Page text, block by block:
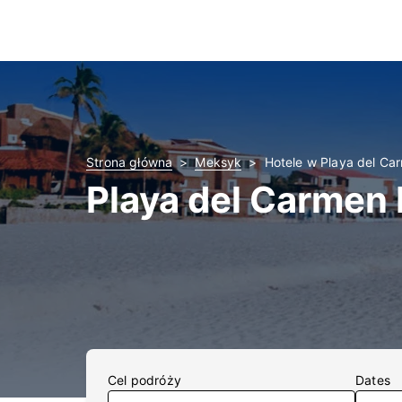
Strona główna Meksyk Hotele w Playa del
Playa del
Cel podróży Dates